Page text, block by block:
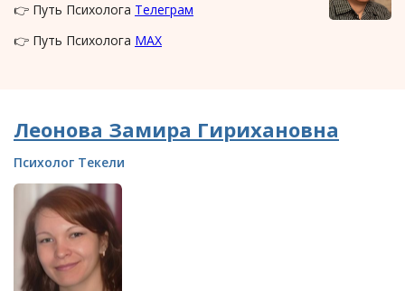
👉 Путь Психолога Телеграм
👉 Путь Психолога MAX
Леонова Замира Гирихановна
Психолог Текели